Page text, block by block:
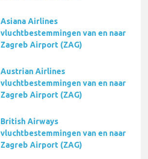
Asiana Airlines
vluchtbestemmingen van en naar
Zagreb Airport (ZAG)
Austrian Airlines
vluchtbestemmingen van en naar
Zagreb Airport (ZAG)
British Airways
vluchtbestemmingen van en naar
Zagreb Airport (ZAG)